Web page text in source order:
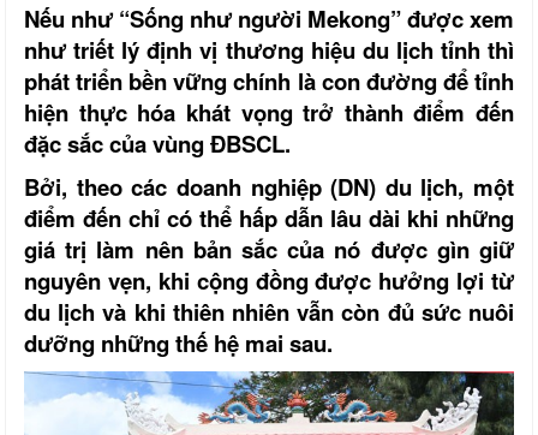
Nếu như “Sống như người Mekong” được xem
như triết lý định vị thương hiệu du lịch tỉnh thì
phát triển bền vững chính là con đường để tỉnh
hiện thực hóa khát vọng trở thành điểm đến
đặc sắc của vùng ĐBSCL.
Bởi, theo các doanh nghiệp (DN) du lịch, một
điểm đến chỉ có thể hấp dẫn lâu dài khi những
giá trị làm nên bản sắc của nó được gìn giữ
nguyên vẹn, khi cộng đồng được hưởng lợi từ
du lịch và khi thiên nhiên vẫn còn đủ sức nuôi
dưỡng những thế hệ mai sau.